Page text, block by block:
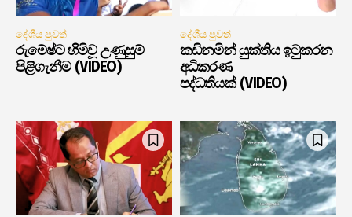
දේශීය පුවත්
රුමේෂ්ට හිමිවූ උණුසුම්
පිළිගැනීම (VIDEO)
දේශීය පුවත්
කඩිනමින් යුක්තිය ඉටුකරන
අධිකරණ
පද්ධතියක් (VIDEO)